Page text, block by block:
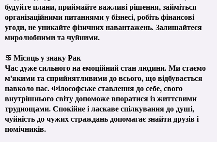
будуйте плани, приймайте важливі рішення, займіться
організаційними питаннями у бізнесі, робіть фінансові
угоди, не уникайте фізичних навантажень. Залишайтеся
миролюбними та чуйними.
♋ Місяць у знаку Рак
Час дуже сильного на емоційний стан людини. Ми стаємо
м'якими та сприйнятливими до всього, що відбувається
навколо нас. Філософське ставлення до себе, свого
внутрішнього світу допоможе впоратися із життєвими
труднощами. Спокійне і ласкаве спілкування до душі,
чуйність до чужих страждань допомагає знайти друзів і
помічників.